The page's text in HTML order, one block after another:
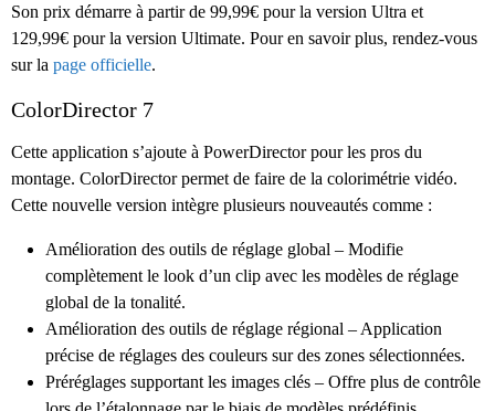
Son prix démarre à partir de 99,99€ pour la version Ultra et
129,99€ pour la version Ultimate. Pour en savoir plus, rendez-vous
sur la page officielle.
ColorDirector 7
Cette application s’ajoute à PowerDirector pour les pros du
montage. ColorDirector permet de faire de la colorimétrie vidéo.
Cette nouvelle version intègre plusieurs nouveautés comme :
Amélioration des outils de réglage global – Modifie
complètement le look d’un clip avec les modèles de réglage
global de la tonalité.
Amélioration des outils de réglage régional – Application
précise de réglages des couleurs sur des zones sélectionnées.
Préréglages supportant les images clés – Offre plus de contrôle